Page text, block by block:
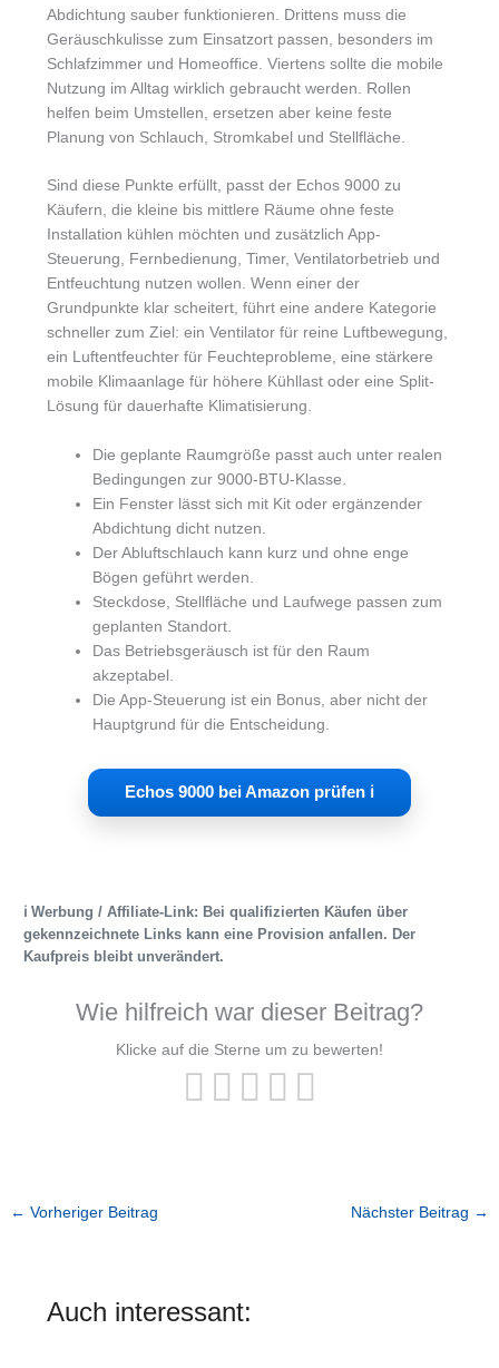
Abdichtung sauber funktionieren. Drittens muss die
Geräuschkulisse zum Einsatzort passen, besonders im
Schlafzimmer und Homeoffice. Viertens sollte die mobile
Nutzung im Alltag wirklich gebraucht werden. Rollen
helfen beim Umstellen, ersetzen aber keine feste
Planung von Schlauch, Stromkabel und Stellfläche.
Sind diese Punkte erfüllt, passt der Echos 9000 zu
Käufern, die kleine bis mittlere Räume ohne feste
Installation kühlen möchten und zusätzlich App-
Steuerung, Fernbedienung, Timer, Ventilatorbetrieb und
Entfeuchtung nutzen wollen. Wenn einer der
Grundpunkte klar scheitert, führt eine andere Kategorie
schneller zum Ziel: ein Ventilator für reine Luftbewegung,
ein Luftentfeuchter für Feuchteprobleme, eine stärkere
mobile Klimaanlage für höhere Kühllast oder eine Split-
Lösung für dauerhafte Klimatisierung.
Die geplante Raumgröße passt auch unter realen
Bedingungen zur 9000-BTU-Klasse.
Ein Fenster lässt sich mit Kit oder ergänzender
Abdichtung dicht nutzen.
Der Abluftschlauch kann kurz und ohne enge
Bögen geführt werden.
Steckdose, Stellfläche und Laufwege passen zum
geplanten Standort.
Das Betriebsgeräusch ist für den Raum
akzeptabel.
Die App-Steuerung ist ein Bonus, aber nicht der
Hauptgrund für die Entscheidung.
Echos 9000 bei Amazon prüfen ℹ︎
ℹ︎ Werbung / Affiliate-Link: Bei qualifizierten Käufen über
gekennzeichnete Links kann eine Provision anfallen. Der
Kaufpreis bleibt unverändert.
Wie hilfreich war dieser Beitrag?
Klicke auf die Sterne um zu bewerten!
← Vorheriger Beitrag Nächster Beitrag →
Auch interessant: